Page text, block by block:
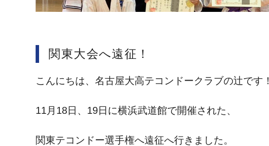
関東大会へ遠征！
こんにちは、名古屋大高テコンドークラブの辻です！
11月18日、19日に横浜武道館で開催された、
関東テコンドー選手権へ遠征へ行きました。